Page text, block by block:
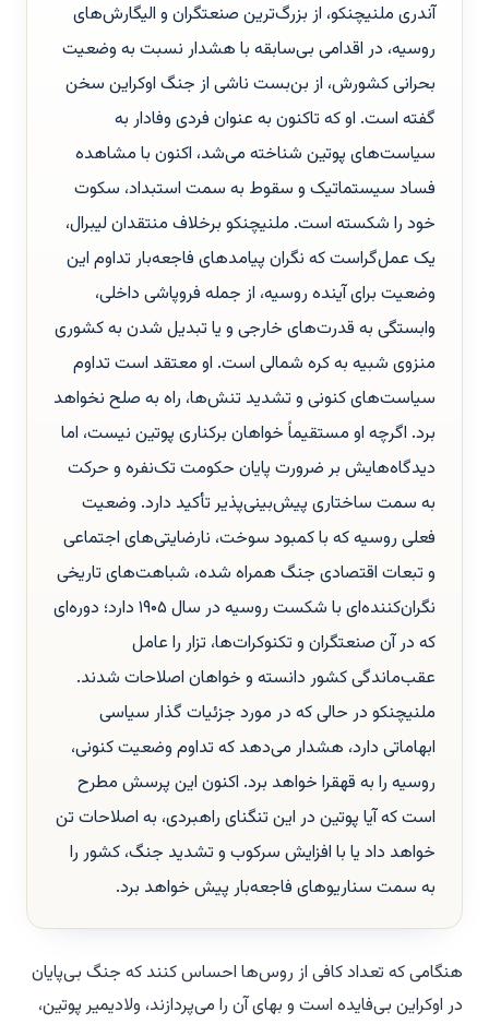
آندری ملنیچنکو، از بزرگ‌ترین صنعتگران و الیگارش‌های
روسیه، در اقدامی بی‌سابقه با هشدار نسبت به وضعیت
بحرانی کشورش، از بن‌بست ناشی از جنگ اوکراین سخن
گفته است. او که تاکنون به عنوان فردی وفادار به
سیاست‌های پوتین شناخته می‌شد، اکنون با مشاهده
فساد سیستماتیک و سقوط به سمت استبداد، سکوت
خود را شکسته است. ملنیچنکو برخلاف منتقدان لیبرال،
یک عمل‌گراست که نگران پیامدهای فاجعه‌بار تداوم این
وضعیت برای آینده روسیه، از جمله فروپاشی داخلی،
وابستگی به قدرت‌های خارجی و یا تبدیل شدن به کشوری
منزوی شبیه به کره شمالی است. او معتقد است تداوم
سیاست‌های کنونی و تشدید تنش‌ها، راه به صلح نخواهد
برد. اگرچه او مستقیماً خواهان برکناری پوتین نیست، اما
دیدگاه‌هایش بر ضرورت پایان حکومت تک‌نفره و حرکت
به سمت ساختاری پیش‌بینی‌پذیر تأکید دارد. وضعیت
فعلی روسیه که با کمبود سوخت، نارضایتی‌های اجتماعی
و تبعات اقتصادی جنگ همراه شده، شباهت‌های تاریخی
نگران‌کننده‌ای با شکست روسیه در سال ۱۹۰۵ دارد؛ دوره‌ای
که در آن صنعتگران و تکنوکرات‌ها، تزار را عامل
عقب‌ماندگی کشور دانسته و خواهان اصلاحات شدند.
ملنیچنکو در حالی که در مورد جزئیات گذار سیاسی
ابهاماتی دارد، هشدار می‌دهد که تداوم وضعیت کنونی،
روسیه را به قهقرا خواهد برد. اکنون این پرسش مطرح
است که آیا پوتین در این تنگنای راهبردی، به اصلاحات تن
خواهد داد یا با افزایش سرکوب و تشدید جنگ، کشور را
به سمت سناریوهای فاجعه‌بار پیش خواهد برد.
هنگامی که تعداد کافی از روس‌ها احساس کنند که جنگ بی‌پایان
در اوکراین بی‌فایده است و بهای آن را می‌پردازند، ولادیمیر پوتین،